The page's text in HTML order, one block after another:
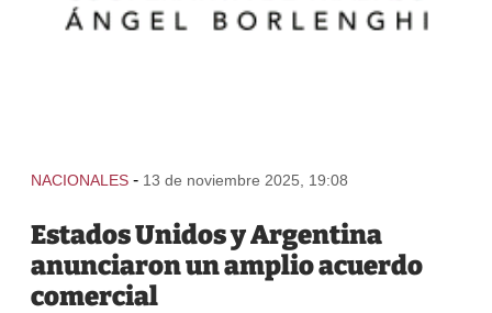
NACIONALES - 13 de noviembre 2025, 19:08
Estados Unidos y Argentina
anunciaron un amplio acuerdo
comercial